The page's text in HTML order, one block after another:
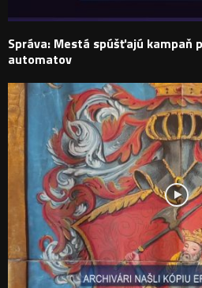
Správa: Mestá spúšťajú kampaň
automatov